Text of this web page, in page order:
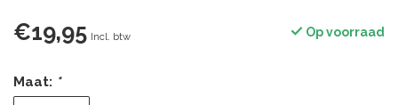
€19,95 Incl. btw Op voorraad
Maat: *